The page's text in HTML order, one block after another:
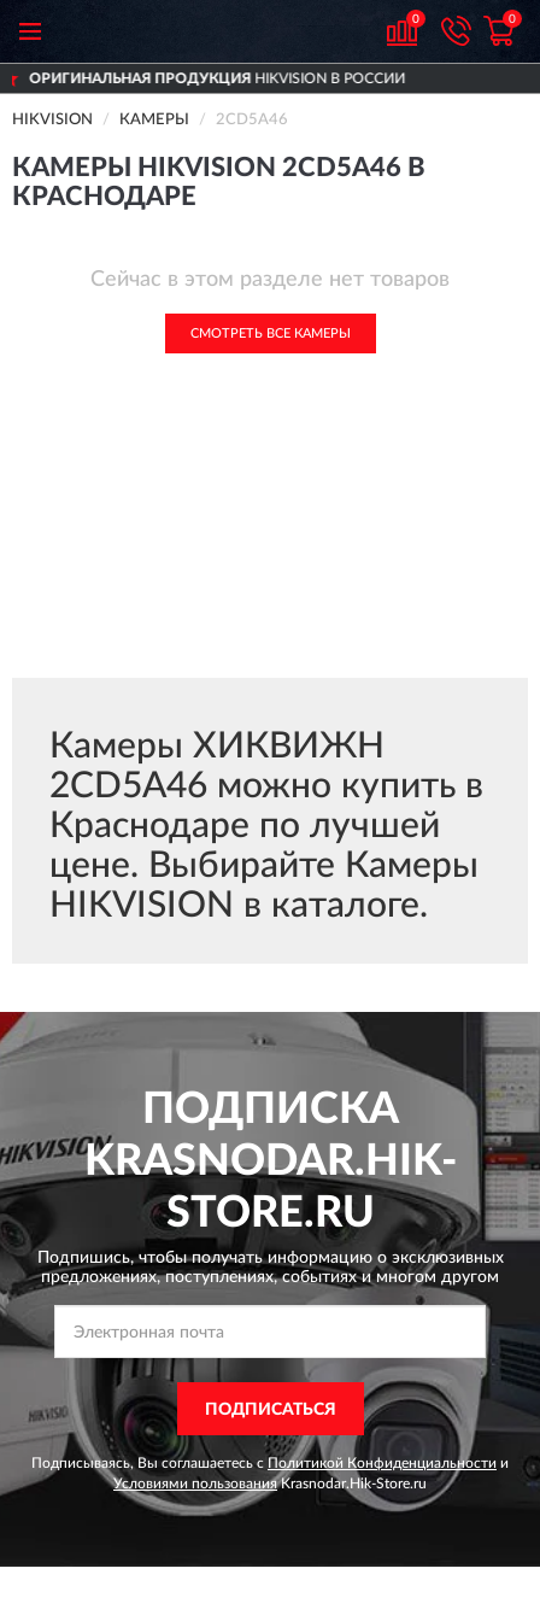
0 0
ПРОДУКЦИЯHIKVISION В РОССИИ
HIKVISION КАМЕРЫ 2CD5A46
КАМЕРЫ HIKVISION 2CD5A46 В
КРАСНОДАРЕ
Сейчас в этом разделе нет товаров
СМОТРЕТЬ ВСЕ КАМЕРЫ
Камеры ХИКВИЖН
2CD5A46 можно купить в
Краснодаре по лучшей
цене. Выбирайте Камеры
HIKVISION в каталоге.
ПОДПИСКА
KRASNODAR.HIK-
STORE.RU
Подпишись, чтобы получать информацию о эксклюзивных
предложениях,поступлениях, событиях и многом другом
ПОДПИСАТЬСЯ
Подписываясь, Вы соглашаетесь с Политикой Конфиденциальности и
Условиями пользованияKrasnodar.Hik-Store.ru